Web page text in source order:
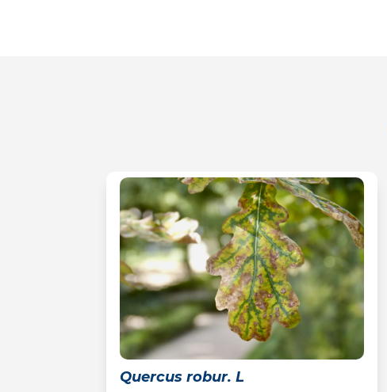
Quercus robur. L